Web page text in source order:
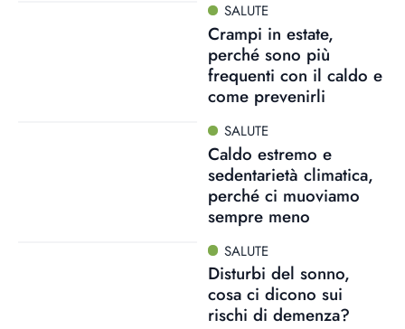
SALUTE
Crampi in estate,
perché sono più
frequenti con il caldo e
come prevenirli
SALUTE
Caldo estremo e
sedentarietà climatica,
perché ci muoviamo
sempre meno
SALUTE
Disturbi del sonno,
cosa ci dicono sui
rischi di demenza?